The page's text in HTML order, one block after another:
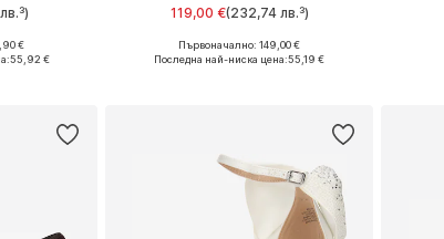
38, 39, 40
€
55,92 €
119,00 €(232,74 лв.³)
Предлага се в много размери
Първоначално: 149,00 €
Последна най-ниска цена:55,19 €